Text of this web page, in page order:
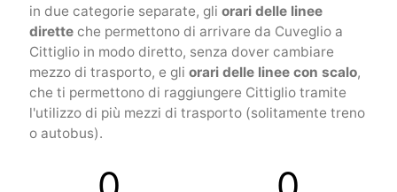
in due categorie separate, gli orari delle linee
diretteche permettono di arrivare da Cuveglio a
Cittiglio in modo diretto, senza dover cambiare
mezzo di trasporto, e gli orari delle linee con scalo,
che ti permettono di raggiungere Cittiglio tramite
l'utilizzo di più mezzi di trasporto (solitamente treno
o autobus).